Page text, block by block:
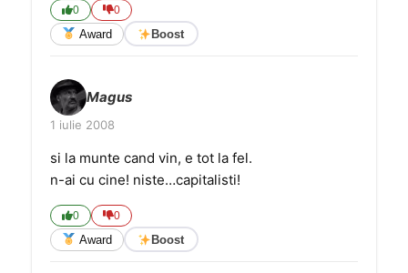
0 0
Award Boost
Magus
1 iulie 2008
si la munte cand vin, e tot la fel.
n-ai cu cine! niste…capitalisti!
0 0
Award Boost